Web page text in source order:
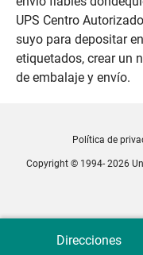
UPS Centro
suyo para depositar
etiquetados, crear un
de embalaje y envío.
Direcciones
Política de
Copyright © 1994- 2026